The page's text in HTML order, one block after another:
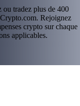
ou tradez plus de 400
Rejoignez
crypto sur chaque
applicables.